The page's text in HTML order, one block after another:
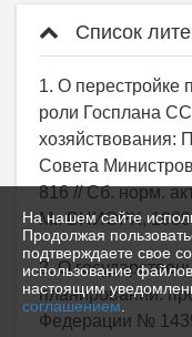
На нашем сайте
Продолжая
подтверждаете свое
использование
настоящим
соглашением.
Список
1. О перестройке
роли Госплана
хозяйствования:
Совета
816 // Сб. норм.
М.: ВНИЭРХ,
2. О
планировании:
Федерации №